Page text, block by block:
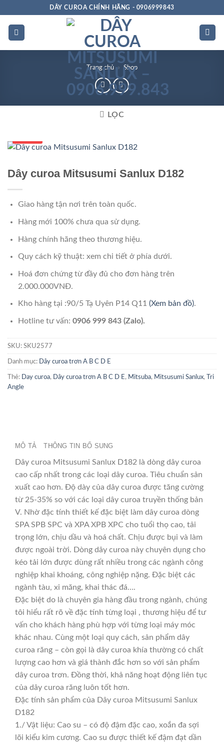
dung
DÂY CUROA CHÍNH HÃNG - 0906999843
Trang chủ » Shop
LỌC
Dây curoa Mitsusumi Sanlux D182
Giao hàng tận nơi trên toàn quốc.
Hàng mới 100% chưa qua sử dụng.
Hàng chính hãng theo thương hiệu.
Quy cách kỹ thuật: xem chi tiết ở phía dưới.
Hoá đơn chứng từ đầy đủ cho đơn hàng trên
2.000.000VNĐ.
Kho hàng tại :90/5 Tạ Uyên P14 Q11 (Xem bản đồ).
Hotline tư vấn: 0906 999 843 (Zalo).
SKU: SKU2577
Danh mục: Dây curoa trơn A B C D E
Thẻ: Day curoa, Dây curoa trơn A B C D E , Mitsuba, Mitsusumi Sanlux,
Tri
Angle
MÔ TẢ THÔNG TIN BỔ SUNG
Dây curoa Mitsusumi Sanlux D182 là dòng dây curoa
cao cấp nhất trong các loại dây curoa. Tiêu chuẩn sản
xuất cao hơn. Độ dày của dây curoa được tăng cường
từ 25-35% so với các loại dây curoa truyền thống bản
V. Nhờ đặc tính thiết kế đặc biệt làm dây curoa dòng
SPA SPB SPC và XPA XPB XPC cho tuổi thọ cao, tải
trọng lớn, chịu dầu và hoá chất. Chịu được bụi và làm
được ngoài trời. Dòng dây curoa này chuyên dụng cho
kéo tải lớn được dùng rất nhiều trong các ngành công
nghiệp khai khoáng, công nghiệp nặng. Đặc biệt các
ngành tàu, xi măng, khai thác đá….
Đặc biệt do là chuyên gia hàng đầu trong ngành, chúng
tôi hiểu rất rõ về đặc tính từng loại , thương hiệu để tư
vấn cho khách hàng phù hợp với từng loại máy móc
khác nhau. Cùng một loại quy cách, sản phẩm dây
curoa răng – còn gọi là dây curoa khía thường có chất
lượng cao hơn và giá thành đắc hơn so với sản phẩm
dây curoa trơn. Đồng thời, khả năng hoạt động liên tục
của dây curoa răng luôn tốt hơn.
Đặc tính sản phẩm của Dây curoa Mitsusumi Sanlux
D182
1./ Vật liệu: Cao su – có độ đậm đặc cao, xoắn đa sợi
lõi kiểu kim cương. Cao su được thiết kế đậm đạt dần